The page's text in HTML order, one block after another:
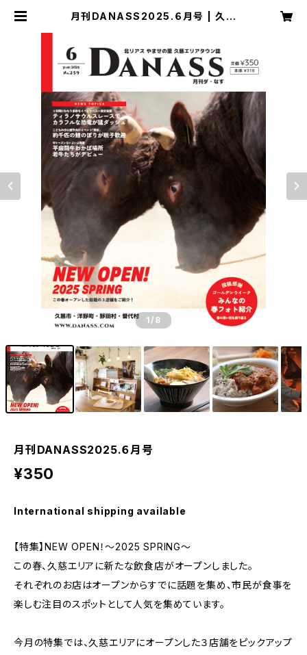
月刊DANASS2025.６月号 | 久慈
1 /8
月刊DANASS2025.６月号
¥350
International shipping available
【特集】NEW OPEN！～2025 SPRING～
この春、久慈エリアに新たな飲食店がオープンしました。
それぞれのお店はオープンからすでに話題を集め、市民が食事を
楽しむ注目のスポットとして人気を集めています。
今月の特集では、久慈エリアにオープンした３店舗をピックアップ